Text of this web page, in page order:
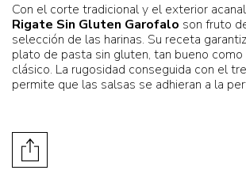
Con el corte tradicional y el exterior
Rigate Sin Gluten Garofalo son fruto
selección de las harinas. Su receta
plato de pasta sin gluten, tan bueno
clásico. La rugosidad conseguida con el
permite que las salsas se adhieran a la